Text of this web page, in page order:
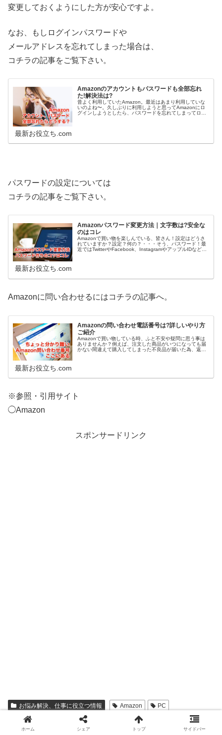
変更しておくようにした方が安心ですよ。
なお、もしログインパスワードや
メールアドレスを忘れてしまった場合は、
コチラの記事をご覧下さい。
Amazonのアカウントもパスワードも全部忘れ
た!解決法は?
昔よく利用していたAmazon。最近はあまり利用していな
いのよね〜。久しぶりに利用しようと思ってAmazonにロ
グインしようとしたら、パスワードを忘れてしまってログ
最新お役立ち.com
パスワードの設定については
コチラの記事をご覧下さい。
Amazonパスワード変更方法｜文字数は?安全な
のはコレ
Amazonで買い物を楽しんでいる、皆さん！設定はどうさ
れていますか？設定？何の？・・・そう、パスワード！最
近ではTwitterやFacebook、InstagramやアップルIDなど利
最新お役立ち.com
Amazonに問い合わせるにはコチラの記事へ。
Amazonの問い合わせ電話番号は?詳しいやり方
ご紹介
Amazonで買い物している時、ふと不安や疑問に思う事は
ありませんか？例えば、注文した商品がいつになっても届
かない間違えて購入してしまった不良品が届いた為、返品
最新お役立ち.com
※参照・引用サイト
◯Amazon
スポンサードリンク
お悩み解決、仕事に役立つ情報 Amazon PC
ホーム シェア トップ サイドバー